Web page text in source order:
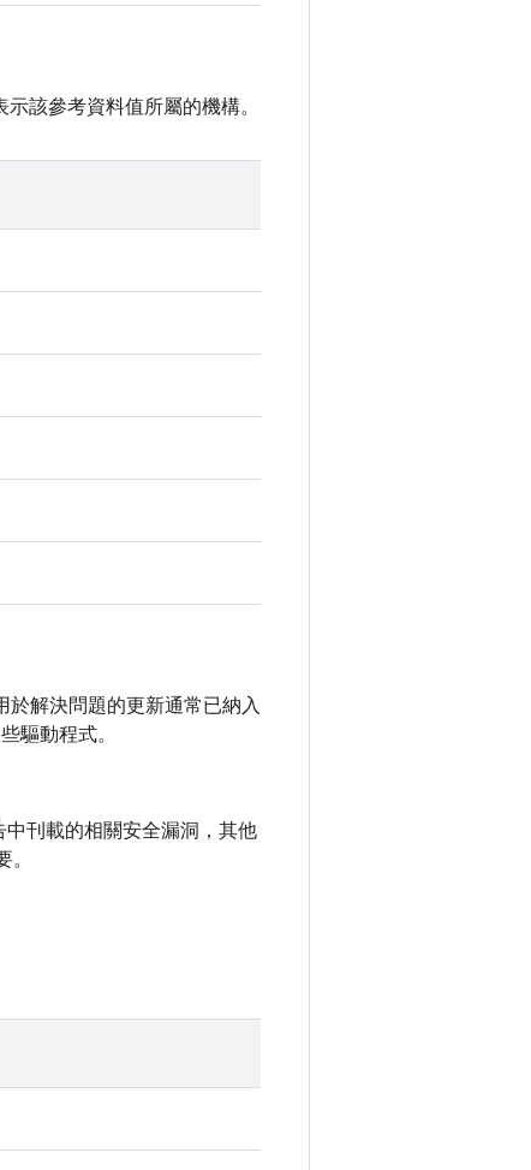
該參考資料值所屬的機構。
於解決問題的更新通常已納入
驅動程式。
刊載的相關安全漏洞，其他